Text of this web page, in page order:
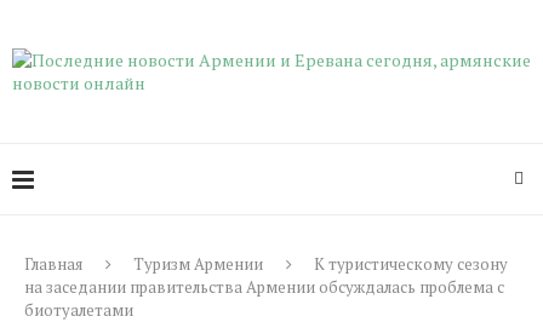
Главная Туризм Армении
К туристическому сезону
на заседании правительства Армении обсуждалась проблема с
биотуалетами